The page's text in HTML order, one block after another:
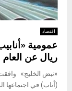
اقتصاد
ريال عن العام
«نبض الخليج» وافقت